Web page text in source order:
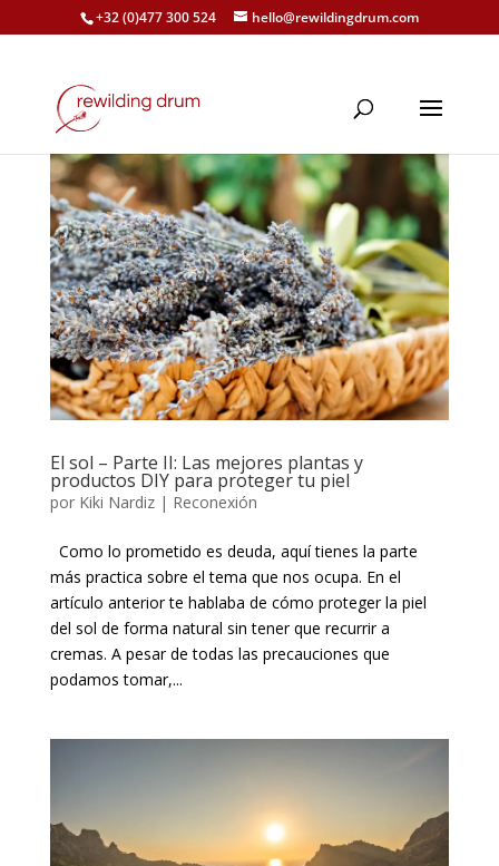
+32 (0)477 300 524 hello@rewildingdrum.com
El sol – Parte II: Las mejores plantas y
productos DIY para proteger tu piel
por Kiki Nardiz| Reconexión
Como lo prometido es deuda, aquí tienes la parte
más practica sobre el tema que nos ocupa. En el
artículo anterior te hablaba de cómo proteger la piel
del sol de forma natural sin tener que recurrir a
cremas. A pesar de todas las precauciones que
podamos tomar,...